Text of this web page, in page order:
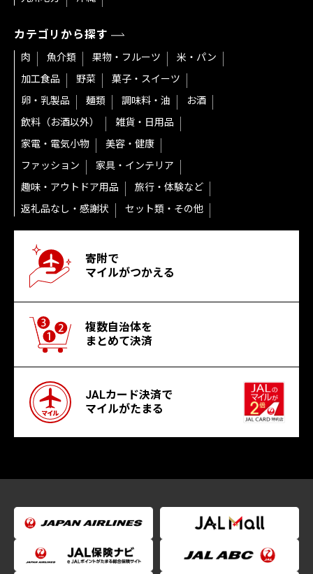
カテゴリから探す
肉 魚介類 果物・フルーツ
米・パン
加工食品
野菜
菓子・スイーツ
卵・乳製品
麺類 調味料・油
お酒
飲料（お酒以外）
雑貨・日用品
家電・電気小物
美容・健康
ファッション
家具・インテリア
趣味・アウトドア用品
旅行・体験など
返礼品なし・感謝状
セット類・その他
寄附で
マイルがつかえる
複数自治体を
まとめて決済
JALカード決済で
マイルがたまる